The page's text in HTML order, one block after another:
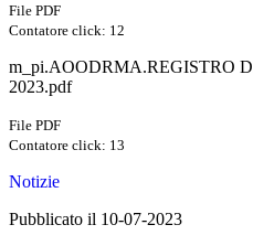
File PDF
Contatore click: 12
m_pi.AOODRMA.REGISTRO
2023.pdf
File PDF
Contatore click: 13
Notizie
Pubblicato il 10-07-2023